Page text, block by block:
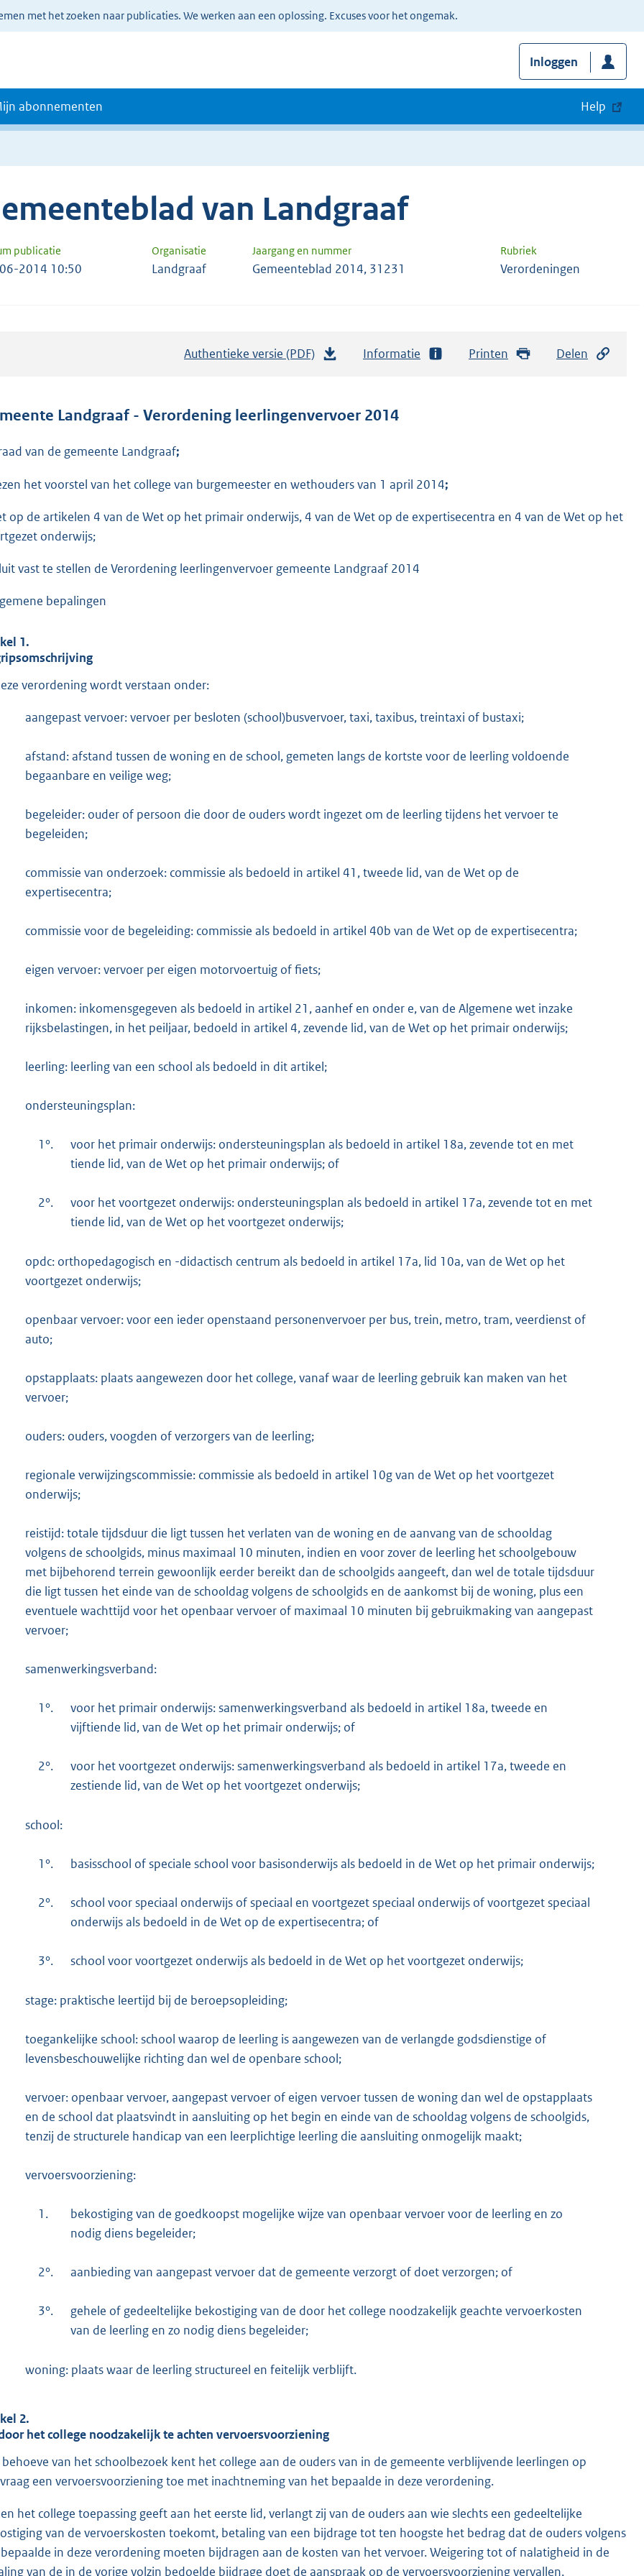
met het zoeken naar publicaties. We werken aan een oplossing. Excuses voor het ongemak.
Inloggen
abonnementen Help
van Landgraaf
publicatie Organisatie Jaargang en nummer Rubriek
2014 10:50 Landgraaf Gemeenteblad 2014, 31231 Verordeningen
Authentieke versie (PDF)
t
s
o
M
Informatie Printen Delen
Landgraaf - Verordening leerlingenvervoer 2014
van de gemeente Landgraaf;
het voorstel van het college van burgemeester en wethouders van 1 april 2014;
op de artikelen 4 van de Wet op het primair onderwijs, 4 van de Wet op de expertisecentra en 4 van de Wet op het
onderwijs;
vast te stellen de Verordening leerlingenvervoer gemeente Landgraaf 2014
bepalingen
1.
verordening wordt verstaan onder:
aangepast vervoer: vervoer per besloten (school)busvervoer, taxi, taxibus, treintaxi of bustaxi;
afstand: afstand tussen de woning en de school, gemeten langs de kortste voor de leerling voldoende
begaanbare en veilige weg;
begeleider: ouder of persoon die door de ouders wordt ingezet om de leerling tijdens het vervoer te
begeleiden;
commissie van onderzoek: commissie als bedoeld in artikel 41, tweede lid, van de Wet op de
expertisecentra;
commissie voor de begeleiding: commissie als bedoeld in artikel 40b van de Wet op de expertisecentra;
eigen vervoer: vervoer per eigen motorvoertuig of fiets;
inkomen: inkomensgegeven als bedoeld in artikel 21, aanhef en onder e, van de Algemene wet inzake
rijksbelastingen, in het peiljaar, bedoeld in artikel 4, zevende lid, van de Wet op het primair onderwijs;
leerling: leerling van een school als bedoeld in dit artikel;
ondersteuningsplan:
1°.
voor het primair onderwijs: ondersteuningsplan als bedoeld in artikel 18a, zevende tot en met
tiende lid, van de Wet op het primair onderwijs; of
2°.
voor het voortgezet onderwijs: ondersteuningsplan als bedoeld in artikel 17a, zevende tot en met
tiende lid, van de Wet op het voortgezet onderwijs;
opdc: orthopedagogisch en -didactisch centrum als bedoeld in artikel 17a, lid 10a, van de Wet op het
voortgezet onderwijs;
openbaar vervoer: voor een ieder openstaand personenvervoer per bus, trein, metro, tram, veerdienst of
auto;
opstapplaats: plaats aangewezen door het college, vanaf waar de leerling gebruik kan maken van het
vervoer;
ouders: ouders, voogden of verzorgers van de leerling;
regionale verwijzingscommissie: commissie als bedoeld in artikel 10g van de Wet op het voortgezet
onderwijs;
reistijd: totale tijdsduur die ligt tussen het verlaten van de woning en de aanvang van de schooldag
volgens de schoolgids, minus maximaal 10 minuten, indien en voor zover de leerling het schoolgebouw
met bijbehorend terrein gewoonlijk eerder bereikt dan de schoolgids aangeeft, dan wel de totale tijdsduur
die ligt tussen het einde van de schooldag volgens de schoolgids en de aankomst bij de woning, plus een
eventuele wachttijd voor het openbaar vervoer of maximaal 10 minuten bij gebruikmaking van aangepast
vervoer;
samenwerkingsverband:
1°.
voor het primair onderwijs: samenwerkingsverband als bedoeld in artikel 18a, tweede en
vijftiende lid, van de Wet op het primair onderwijs; of
2°.
voor het voortgezet onderwijs: samenwerkingsverband als bedoeld in artikel 17a, tweede en
zestiende lid, van de Wet op het voortgezet onderwijs;
school:
1°. basisschool of speciale school voor basisonderwijs als bedoeld in de Wet op het primair onderwijs;
2°.
school voor speciaal onderwijs of speciaal en voortgezet speciaal onderwijs of voortgezet speciaal
onderwijs als bedoeld in de Wet op de expertisecentra; of
3°. school voor voortgezet onderwijs als bedoeld in de Wet op het voortgezet onderwijs;
stage: praktische leertijd bij de beroepsopleiding;
toegankelijke school: school waarop de leerling is aangewezen van de verlangde godsdienstige of
levensbeschouwelijke richting dan wel de openbare school;
vervoer: openbaar vervoer, aangepast vervoer of eigen vervoer tussen de woning dan wel de opstapplaats
en de school dat plaatsvindt in aansluiting op het begin en einde van de schooldag volgens de schoolgids,
tenzij de structurele handicap van een leerplichtige leerling die aansluiting onmogelijk maakt;
vervoersvoorziening:
1.
bekostiging van de goedkoopst mogelijke wijze van openbaar vervoer voor de leerling en zo
nodig diens begeleider;
2°. aanbieding van aangepast vervoer dat de gemeente verzorgt of doet verzorgen; of
3°.
gehele of gedeeltelijke bekostiging van de door het college noodzakelijk geachte vervoerkosten
van de leerling en zo nodig diens begeleider;
woning: plaats waar de leerling structureel en feitelijk verblijft.
2.
het college noodzakelijk te achten vervoersvoorziening
behoeve van het schoolbezoek kent het college aan de ouders van in de gemeente verblijvende leerlingen op
een vervoersvoorziening toe met inachtneming van het bepaalde in deze verordening.
het college toepassing geeft aan het eerste lid, verlangt zij van de ouders aan wie slechts een gedeeltelijke
van de vervoerskosten toekomt, betaling van een bijdrage tot ten hoogste het bedrag dat de ouders volgens
in deze verordening moeten bijdragen aan de kosten van het vervoer. Weigering tot of nalatigheid in de
van de in de vorige volzin bedoelde bijdrage doet de aanspraak op de vervoersvoorziening vervallen.